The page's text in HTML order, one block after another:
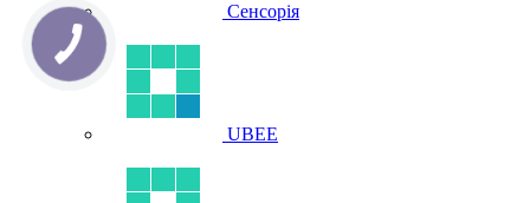
Сенсорія
UBEE